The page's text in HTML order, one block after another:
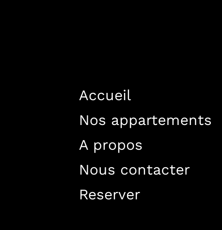
Accueil
Nos appartements
A propos
Nous contacter
Reserver